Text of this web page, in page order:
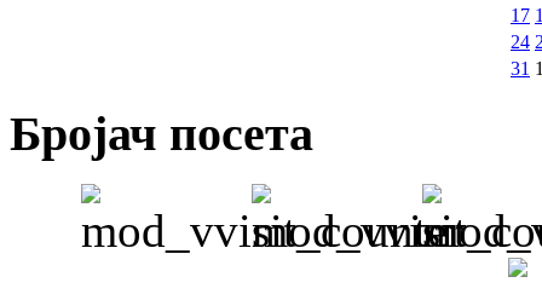
17
24
31
Бројач посета